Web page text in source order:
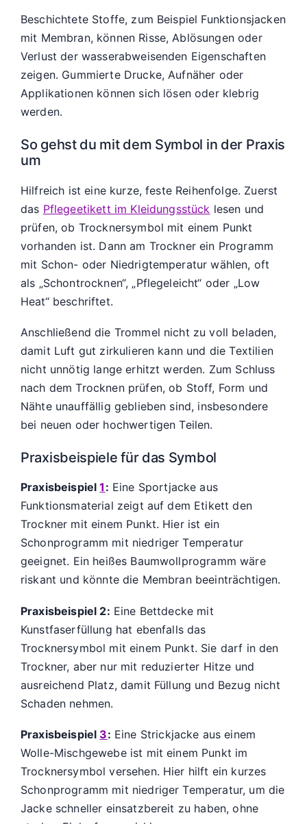
Beschichtete Stoffe, zum Beispiel Funktionsjacken
mit Membran, können Risse, Ablösungen oder
Verlust der wasserabweisenden Eigenschaften
zeigen. Gummierte Drucke, Aufnäher oder
Applikationen können sich lösen oder klebrig
werden.
So gehst du mit dem Symbol in der Praxis
um
Hilfreich ist eine kurze, feste Reihenfolge. Zuerst
das Pflegeetikett im Kleidungsstück lesen und
prüfen, ob Trocknersymbol mit einem Punkt
vorhanden ist. Dann am Trockner ein Programm
mit Schon- oder Niedrigtemperatur wählen, oft
als „Schontrocknen“, „Pflegeleicht“ oder „Low
Heat“ beschriftet.
Anschließend die Trommel nicht zu voll beladen,
damit Luft gut zirkulieren kann und die Textilien
nicht unnötig lange erhitzt werden. Zum Schluss
nach dem Trocknen prüfen, ob Stoff, Form und
Nähte unauffällig geblieben sind, insbesondere
bei neuen oder hochwertigen Teilen.
Praxisbeispiele für das Symbol
Praxisbeispiel1 : Eine Sportjacke aus
Funktionsmaterial zeigt auf dem Etikett den
Trockner mit einem Punkt. Hier ist ein
Schonprogramm mit niedriger Temperatur
geeignet. Ein heißes Baumwollprogramm wäre
riskant und könnte die Membran beeinträchtigen.
Praxisbeispiel 2: Eine Bettdecke mit
Kunstfaserfüllung hat ebenfalls das
Trocknersymbol mit einem Punkt. Sie darf in den
Trockner, aber nur mit reduzierter Hitze und
ausreichend Platz, damit Füllung und Bezug nicht
Schaden nehmen.
Praxisbeispiel 3: Eine Strickjacke aus einem
Wolle-Mischgewebe ist mit einem Punkt im
Trocknersymbol versehen. Hier hilft ein kurzes
Schonprogramm mit niedriger Temperatur, um die
Jacke schneller einsatzbereit zu haben, ohne